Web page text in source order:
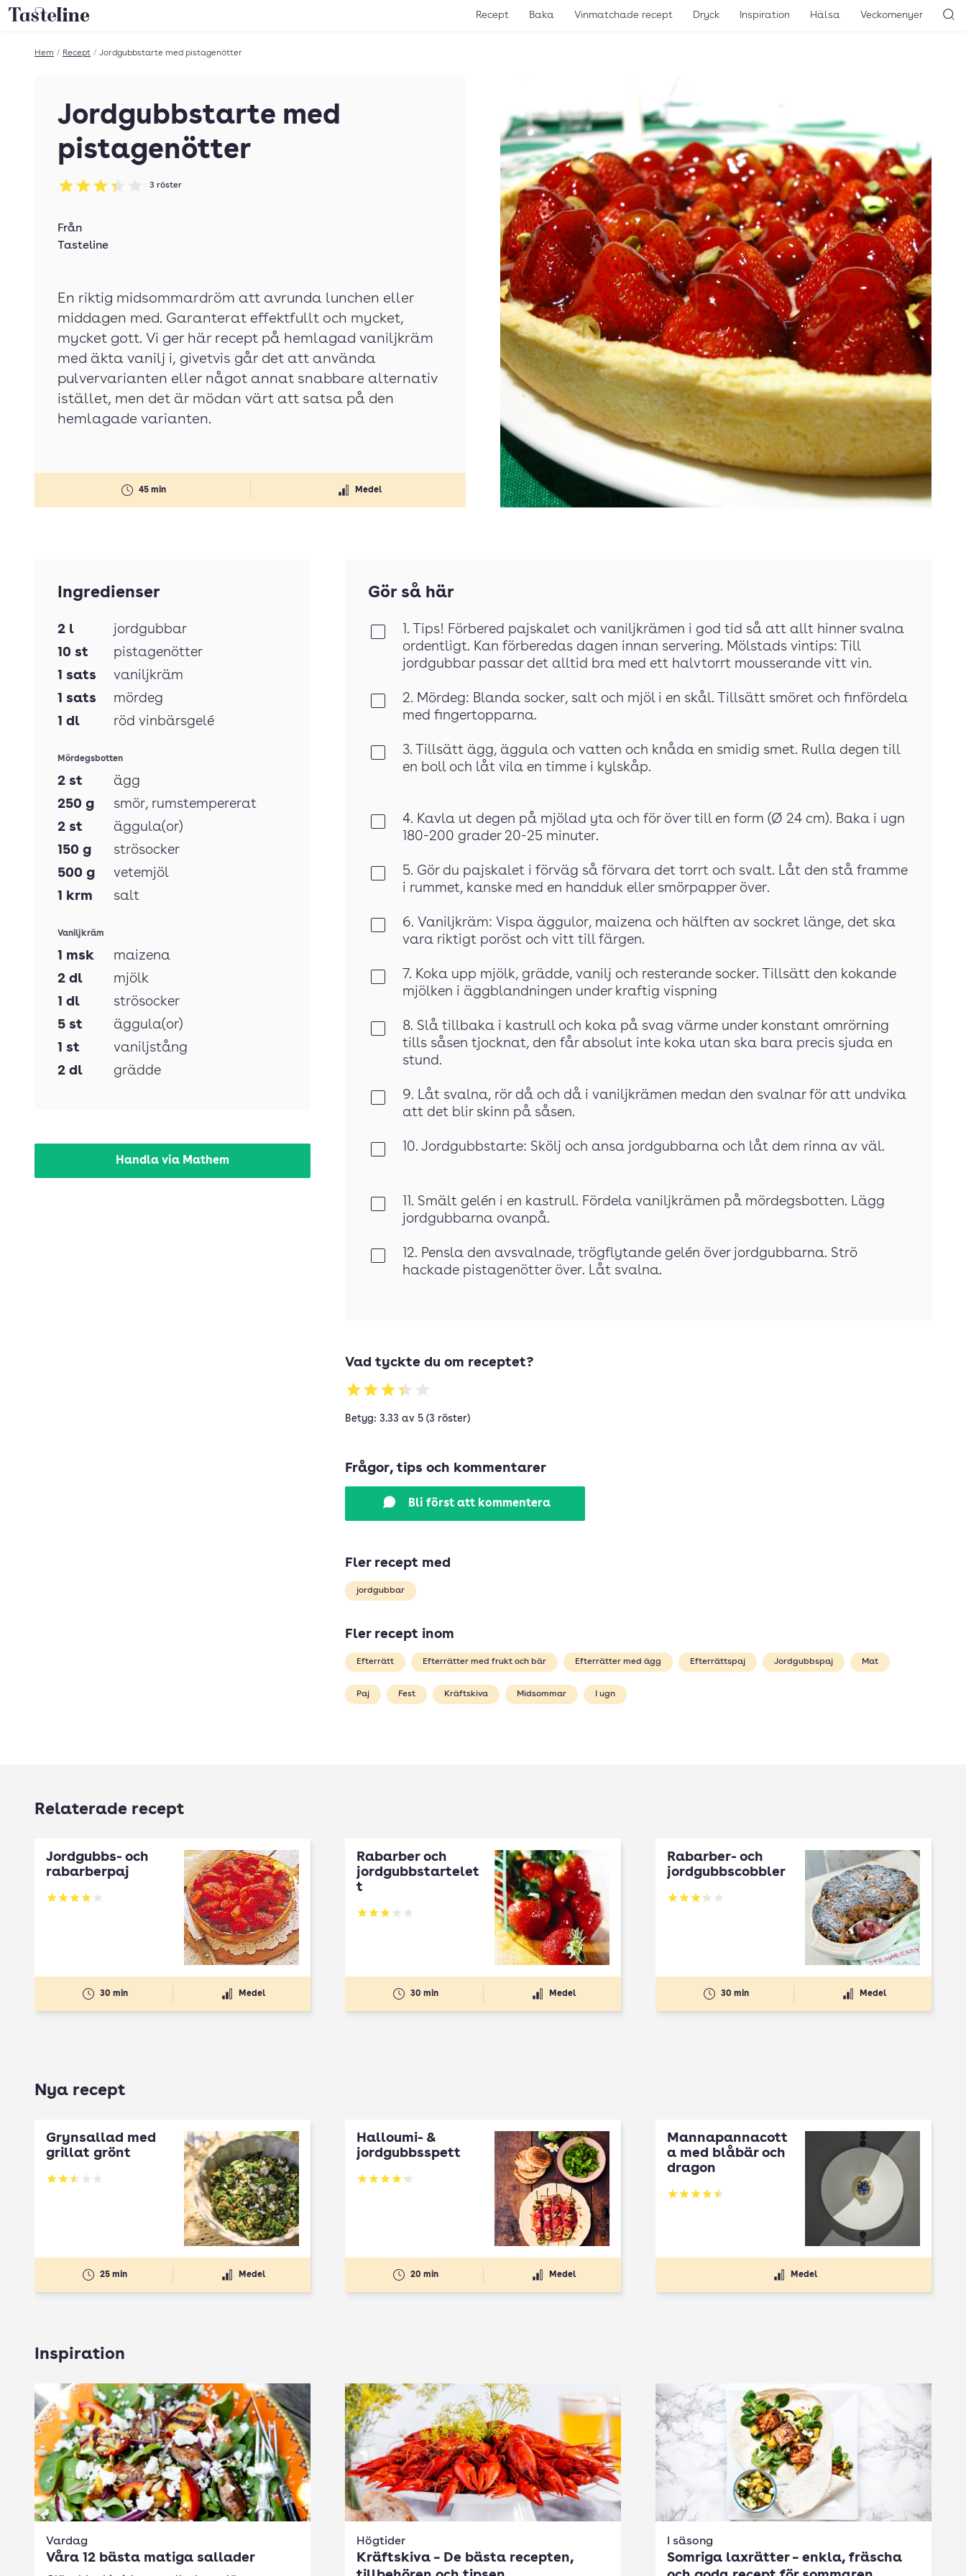
Till Tastelines startsida Recept Baka Vinmatchade recept Dryck Inspiration Hälsa Veckomenyer
Hem / Recept / Jordgubbstarte med pistagenötter
Jordgubbstarte med
pistagenötter
Betyg: 3.33 av 5
3 röster
45 min Medel
Från
Tasteline
En riktig midsommardröm att avrunda lunchen eller
middagen med. Garanterat effektfullt och mycket,
mycket gott. Vi ger här recept på hemlagad vaniljkräm
med äkta vanilj i, givetvis går det att använda
pulvervarianten eller något annat snabbare alternativ
istället, men det är mödan värt att satsa på den
hemlagade varianten.
Ingredienser
2 l
jordgubbar
10 st
pistagenötter
1 sats
vaniljkräm
1 sats
mördeg
1 dl röd vinbärsgelé
Mördegsbotten
2 st
ägg
250 g smör, rumstempererat
2 st
äggula(or)
150 g
strösocker
500 g
vetemjöl
1 krm salt
Vaniljkräm
1 msk
maizena
2 dl
mjölk
1 dl
strösocker
5 st
äggula(or)
1 st
vaniljstång
2 dl grädde
Handla via Mathem
Gör så här
1. Tips! Förbered pajskalet och vaniljkrämen i god tid så att allt hinner svalna
ordentligt. Kan förberedas dagen innan servering. Mölstads vintips: Till
jordgubbar passar det alltid bra med ett halvtorrt mousserande vitt vin.
2. Mördeg: Blanda socker, salt och mjöl i en skål. Tillsätt smöret och finfördela
med fingertopparna.
3. Tillsätt ägg, äggula och vatten och knåda en smidig smet. Rulla degen till
en boll och låt vila en timme i kylskåp.
4. Kavla ut degen på mjölad yta och för över till en form (Ø 24 cm). Baka i ugn
180-200 grader 20-25 minuter.
5. Gör du pajskalet i förväg så förvara det torrt och svalt. Låt den stå framme
i rummet, kanske med en handduk eller smörpapper över.
6. Vaniljkräm: Vispa äggulor, maizena och hälften av sockret länge, det ska
vara riktigt poröst och vitt till färgen.
7. Koka upp mjölk, grädde, vanilj och resterande socker. Tillsätt den kokande
mjölken i äggblandningen under kraftig vispning
8. Slå tillbaka i kastrull och koka på svag värme under konstant omrörning
tills såsen tjocknat, den får absolut inte koka utan ska bara precis sjuda en
stund.
9. Låt svalna, rör då och då i vaniljkrämen medan den svalnar för att undvika
att det blir skinn på såsen.
10. Jordgubbstarte: Skölj och ansa jordgubbarna och låt dem rinna av väl.
11. Smält gelén i en kastrull. Fördela vaniljkrämen på mördegsbotten. Lägg
jordgubbarna ovanpå.
12. Pensla den avsvalnade, trögflytande gelén över jordgubbarna. Strö
hackade pistagenötter över. Låt svalna.
Vad tyckte du om receptet?
Betyg: 3.33 av 5 (3 röster)
Frågor, tips och kommentarer
Bli först att kommentera
Fler recept med
jordgubbar
Fler recept inom
Efterrätt Efterrätter med frukt och bär Efterrätter med ägg Efterrättspaj Jordgubbspaj Mat
Paj Fest Kräftskiva Midsommar I ugn
Relaterade recept
Jordgubbs- och
rabarberpaj
Betyg: 3.9 av 5
30 min Medel
Rabarber och
jordgubbstartelet
t
Betyg: 3 av 5
30 min Medel
Rabarber- och
jordgubbscobbler
Betyg: 3.26 av 5
30 min Medel
Nya recept
Grynsallad med
grillat grönt
Betyg: 2.5 av 5
25 min Medel
Halloumi- &
jordgubbsspett
Betyg: 4.3 av 5
20 min Medel
Mannapannacott
a med blåbär och
dragon
Betyg: 4.5 av 5
Medel
Inspiration
Vardag
Våra 12 bästa matiga sallader
Högtider
Kräftskiva – De bästa recepten,
I säsong
Somriga laxrätter – enkla, fräscha